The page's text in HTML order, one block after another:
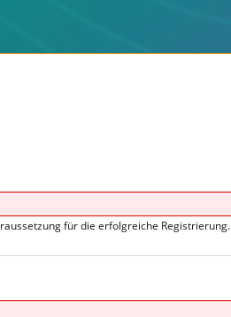
für die erfolgreiche Registrierung.